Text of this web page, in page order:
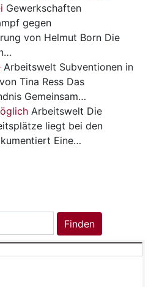
Gewerkschaften
gegen
von Helmut Born Die
Arbeitswelt Subventionen in
Tina Ress Das
Gemeinsam…
Arbeitswelt Die
liegt bei den
Eine…
Finden